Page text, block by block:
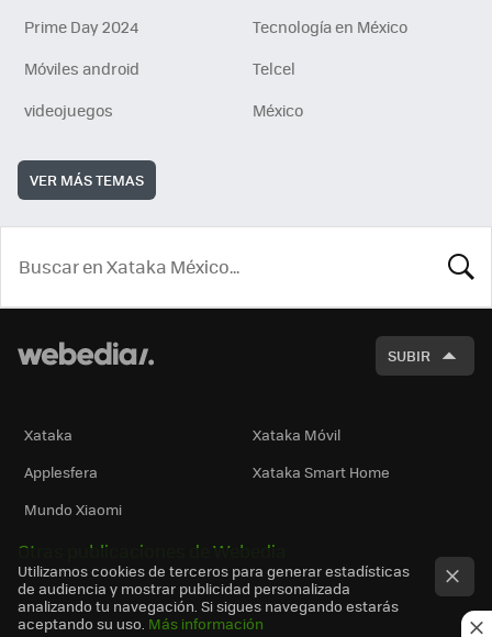
Prime Day 2024
Tecnología en México
Móviles android
Telcel
videojuegos
México
VER MÁS TEMAS
SUBIR
Xataka
Xataka Móvil
Applesfera
Xataka Smart Home
Mundo Xiaomi
Otras publicaciones de Webedia
Utilizamos cookies de terceros para generar estadísticas
de audiencia y mostrar publicidad personalizada
analizando tu navegación. Si sigues navegando estarás
aceptando su uso. Más información